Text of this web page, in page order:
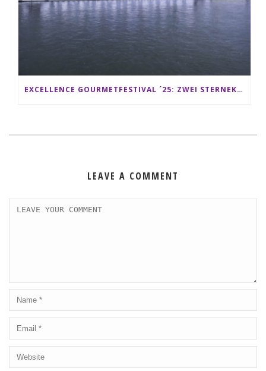
EXCELLENCE GOURMETFESTIVAL ´25: ZWEI STERNEKÖCHE ANTONIO GUIDA & DARIO MORESCO VERWÖHNEN IHRE GÄSTE AUF EINER LUXERIÖSEN SCHIFFSREISE
LEAVE A COMMENT